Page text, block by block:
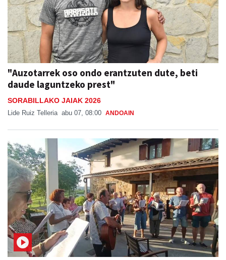
"Auzotarrek oso ondo erantzuten dute, beti
daude laguntzeko prest"
SORABILLAKO JAIAK 2026
Lide Ruiz Telleria abu 07, 08:00 ANDOAIN